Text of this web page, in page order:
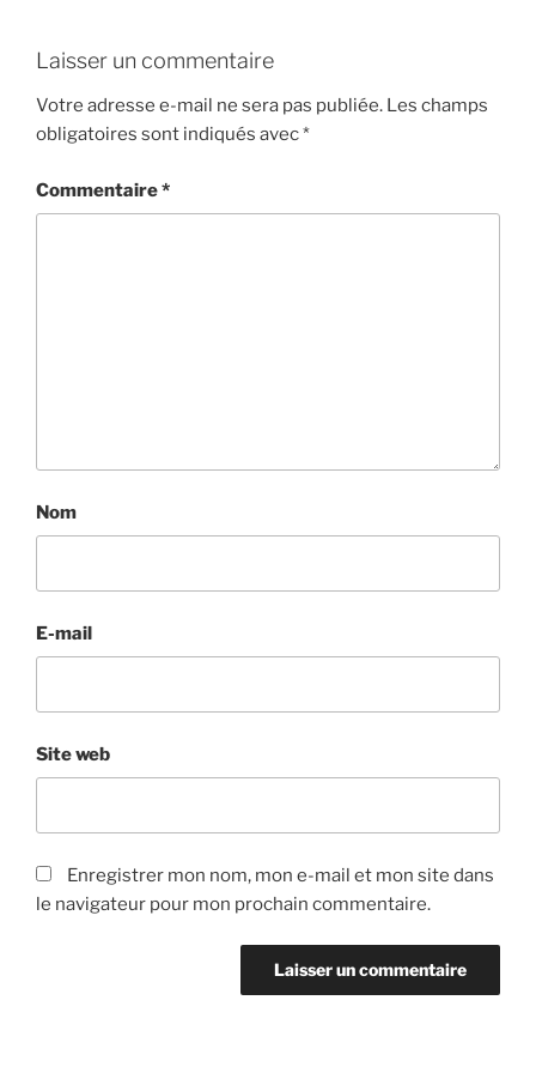
Laisser un commentaire
Votre adresse e-mail ne sera pas publiée. Les champs
obligatoires sont indiqués avec*
Commentaire*
Nom
E-mail
Site web
Enregistrer mon nom, mon e-mail et mon site dans
le navigateur pour mon prochain commentaire.